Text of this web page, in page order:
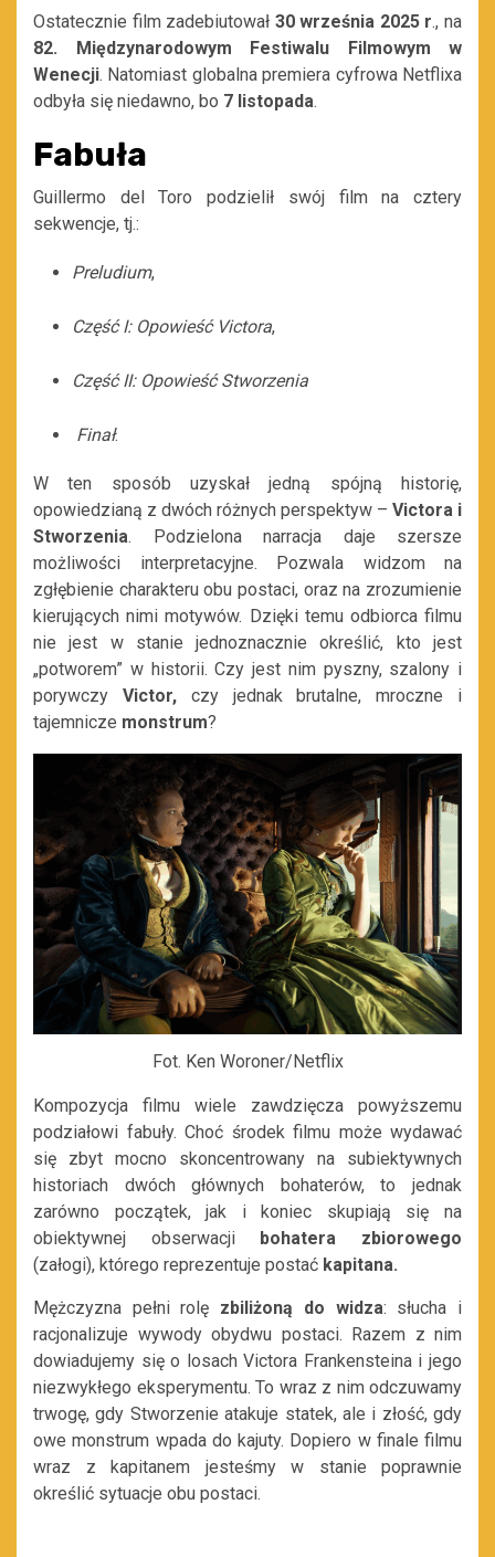
Ostatecznie film zadebiutował 30 września 2025 r., na
82. Międzynarodowym Festiwalu Filmowym w
Wenecji. Natomiast globalna premiera cyfrowa Netflixa
odbyła się niedawno, bo 7 listopada.
Fabuła
Guillermo del Toro podzielił swój film na cztery
sekwencje, tj.:
Preludium,
Część I: Opowieść Victora,
Część II: Opowieść Stworzenia
Finał.
W ten sposób uzyskał jedną spójną historię,
opowiedzianą z dwóch różnych perspektyw – Victora i
Stworzenia. Podzielona narracja daje szersze
możliwości interpretacyjne. Pozwala widzom na
zgłębienie charakteru obu postaci, oraz na zrozumienie
kierujących nimi motywów. Dzięki temu odbiorca filmu
nie jest w stanie jednoznacznie określić, kto jest
„potworem” w historii. Czy jest nim pyszny, szalony i
porywczy Victor, czy jednakbrutalne, mroczne i
tajemnicze monstrum?
Fot. Ken Woroner/Netflix
Kompozycja filmu wiele zawdzięcza powyższemu
podziałowi fabuły. Choć środek filmu może wydawać
się zbyt mocno skoncentrowany na subiektywnych
historiach dwóch głównych bohaterów, to jednak
zarówno początek, jak i koniec skupiają się na
obiektywnej obserwacji
bohatera zbiorowego
(załogi), którego reprezentuje postać kapitana.
Mężczyzna pełni rolę zbiliżoną do widza: słucha i
racjonalizuje wywody obydwu postaci. Razem z nim
dowiadujemy się o losach Victora Frankensteina i jego
niezwykłego eksperymentu. To wraz z nim odczuwamy
trwogę, gdy Stworzenie atakuje statek, ale i złość, gdy
owe monstrum wpada do kajuty. Dopiero w finale filmu
wraz z kapitanem jesteśmy w stanie poprawnie
określić sytuacje obu postaci.